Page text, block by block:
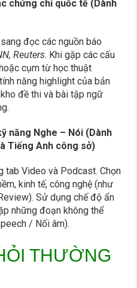
chứng chỉ quốc tế (Dành
đọc các nguồn báo
Reuters. Khi gặp các cấu
cụm từ học thuật
năng highlight của bản
đề thi và bài tập ngữ
năng Nghe – Nói (Dành
Tiếng Anh công sở)
tab Video và Podcast. Chọn
kinh tế, công nghệ (như
Sử dụng chế độ ẩn
những đoạn không thể
/ Nối âm).
THƯỜNG